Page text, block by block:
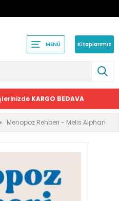
MENÜ Kitaplarımız
KARGO BEDAVA
Menopoz Rehberi - Melis Alphan